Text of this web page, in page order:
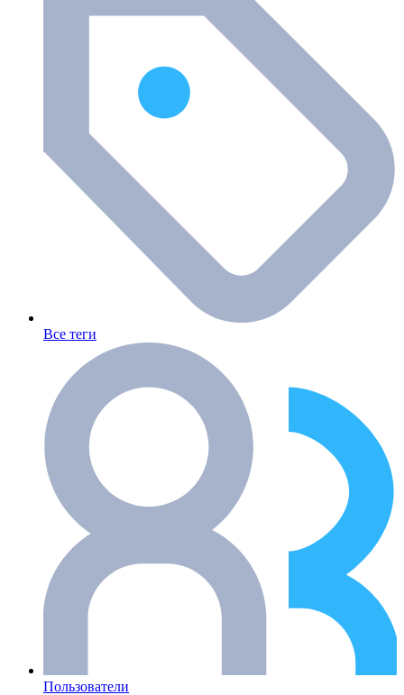
Все теги
Пользователи